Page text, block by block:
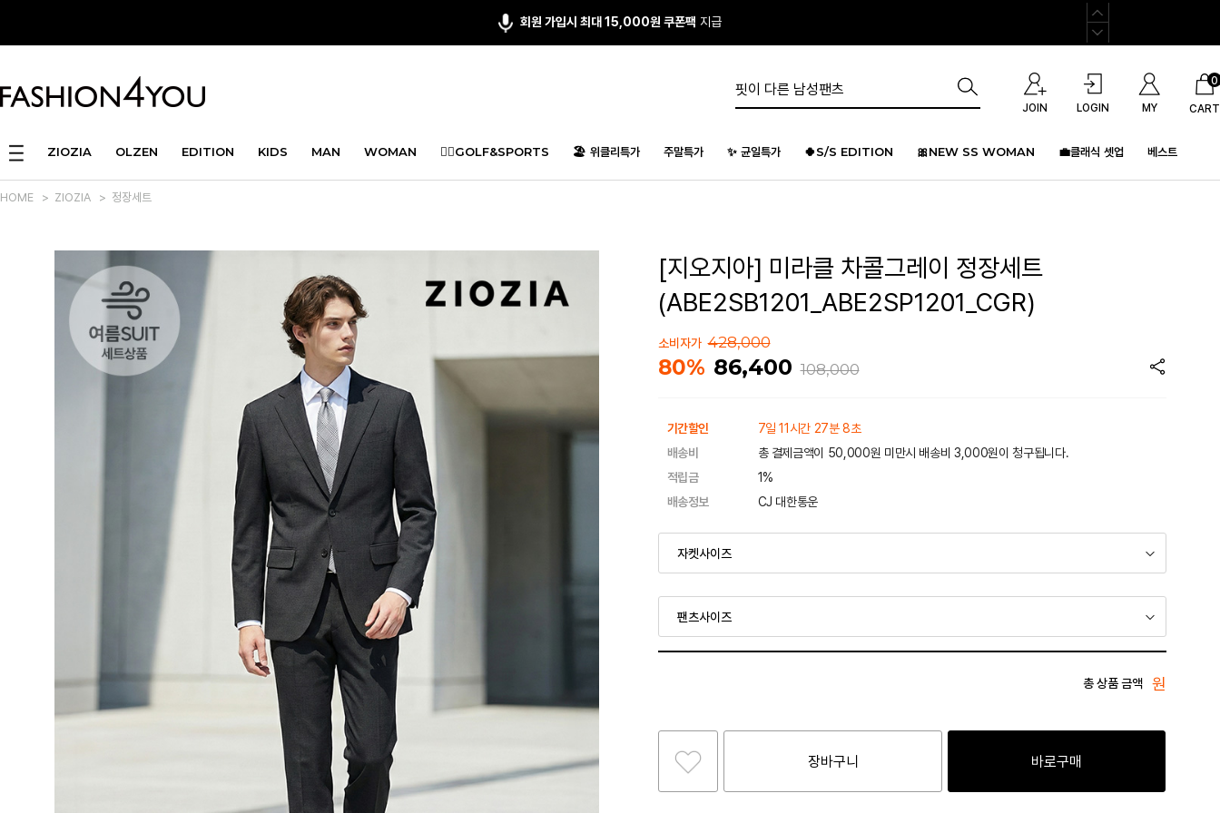
회원 가입시 최대 15,000원 쿠폰팩 지급
JOIN LOGIN MY CART
0
ZIOZIA OLZEN EDITION KIDS MAN WOMAN 🏌️‍♂️GOLF&SPORTS 🏖️ 위클리특가 주말특가 ✨ 균일특가 🍀S/S EDITION 🎀NEW SS WOMAN 💼클래식 셋업 베스트
HOME > ZIOZIA > 정장세트
[지오지아] 미라클 차콜그레이 정장세트
(ABE2SB1201_ABE2SP1201_CGR)
소비자가 428,000
80% 86,400 108,000
기간할인
7일 11시간 27분 8초
배송비
총 결제금액이 50,000원 미만시 배송비 3,000원이 청구됩니다.
적립금
1%
배송정보
CJ 대한통운
총 상품 금액 원
장바구니 바로구매